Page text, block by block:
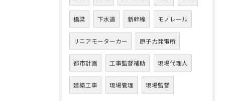
橋梁 下水道 新幹線 モノレール
リニアモーターカー 原子力発電所
都市計画 工事監督補助 現場代理人
建築工事 現場管理 現場監督